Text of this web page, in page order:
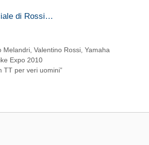
di Rossi…
Melandri,Valentino Rossi,Yamaha
Expo 2010
TT per veri uomini”